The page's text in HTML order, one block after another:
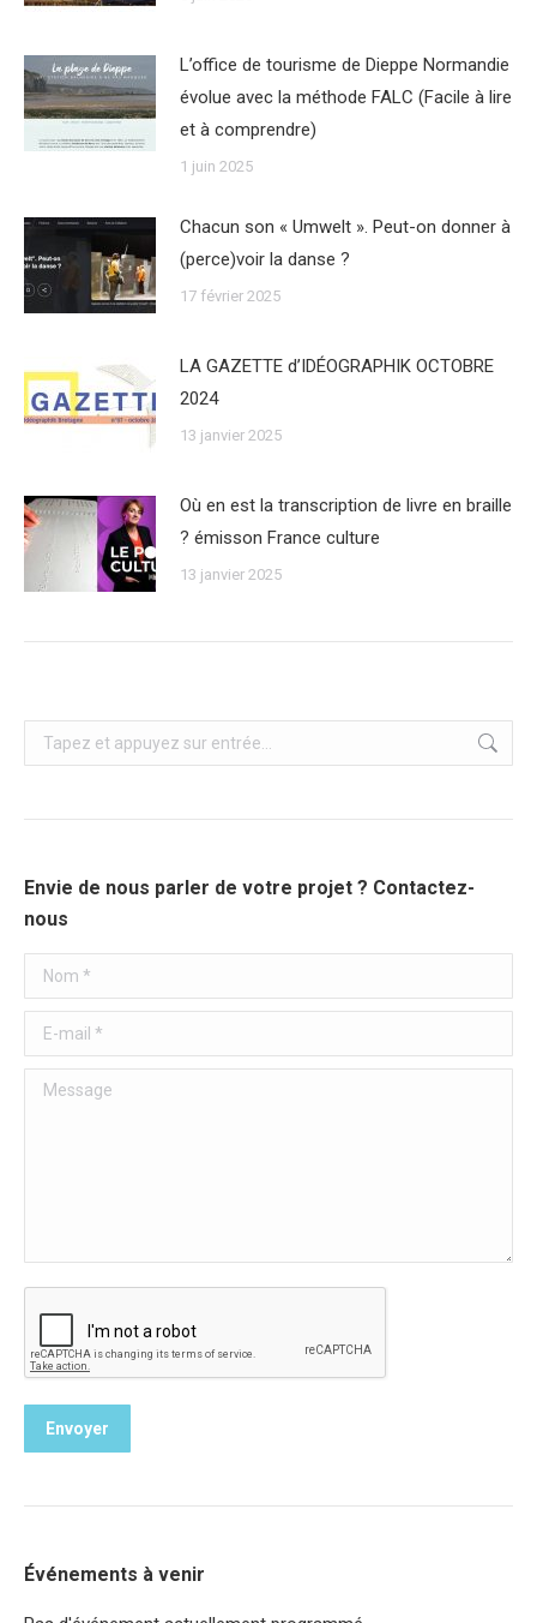
L’office de tourisme de Dieppe Normandie
évolue avec la méthode FALC (Facile à lire
et à comprendre)
1 juin 2025
Chacun son « Umwelt ». Peut-on donner à
(perce)voir la danse ?
17 février 2025
LA GAZETTE d’IDÉOGRAPHIK OCTOBRE
2024
13 janvier 2025
Où en est la transcription de livre en braille
? émisson France culture
13 janvier 2025
Recherche
:
Envie de nous parler de votre projet ? Contactez-
nous
Nom *
E-mail *
Message
Envoyer
Événements à venir